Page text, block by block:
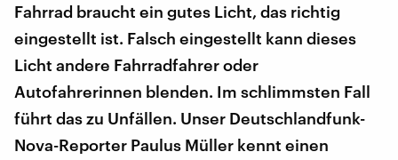
Fahrrad braucht ein gutes Licht, das richtig
eingestellt ist. Falsch eingestellt kann dieses
Licht andere Fahrradfahrer oder
Autofahrerinnen blenden. Im schlimmsten Fall
führt das zu Unfällen. Unser Deutschlandfunk-
Nova-Reporter Paulus Müller kennt einen